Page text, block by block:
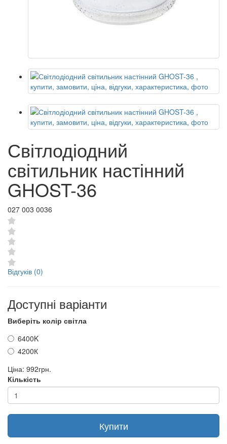
Світлодіодний
світильник настінний
GHOST-36
027 003 0036
Відгуків (0)
Доступні варіанти
Виберіть колір світла
6400K
4200К
Ціна: 992грн.
Кількість
Купити